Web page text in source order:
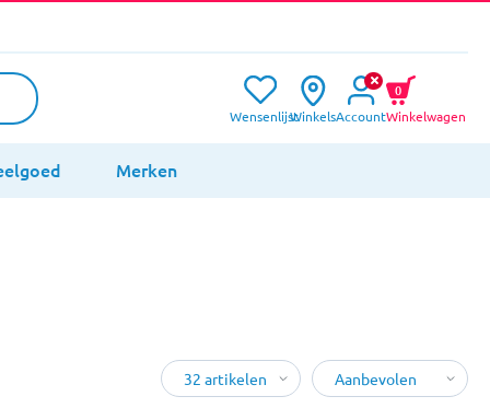
WensenlijstWinkelsAccountWinkelwagen
0
Merken